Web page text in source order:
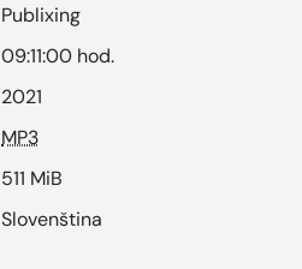
Publixing
09:11:00 hod.
2021
MP3
511 MiB
Slovenština